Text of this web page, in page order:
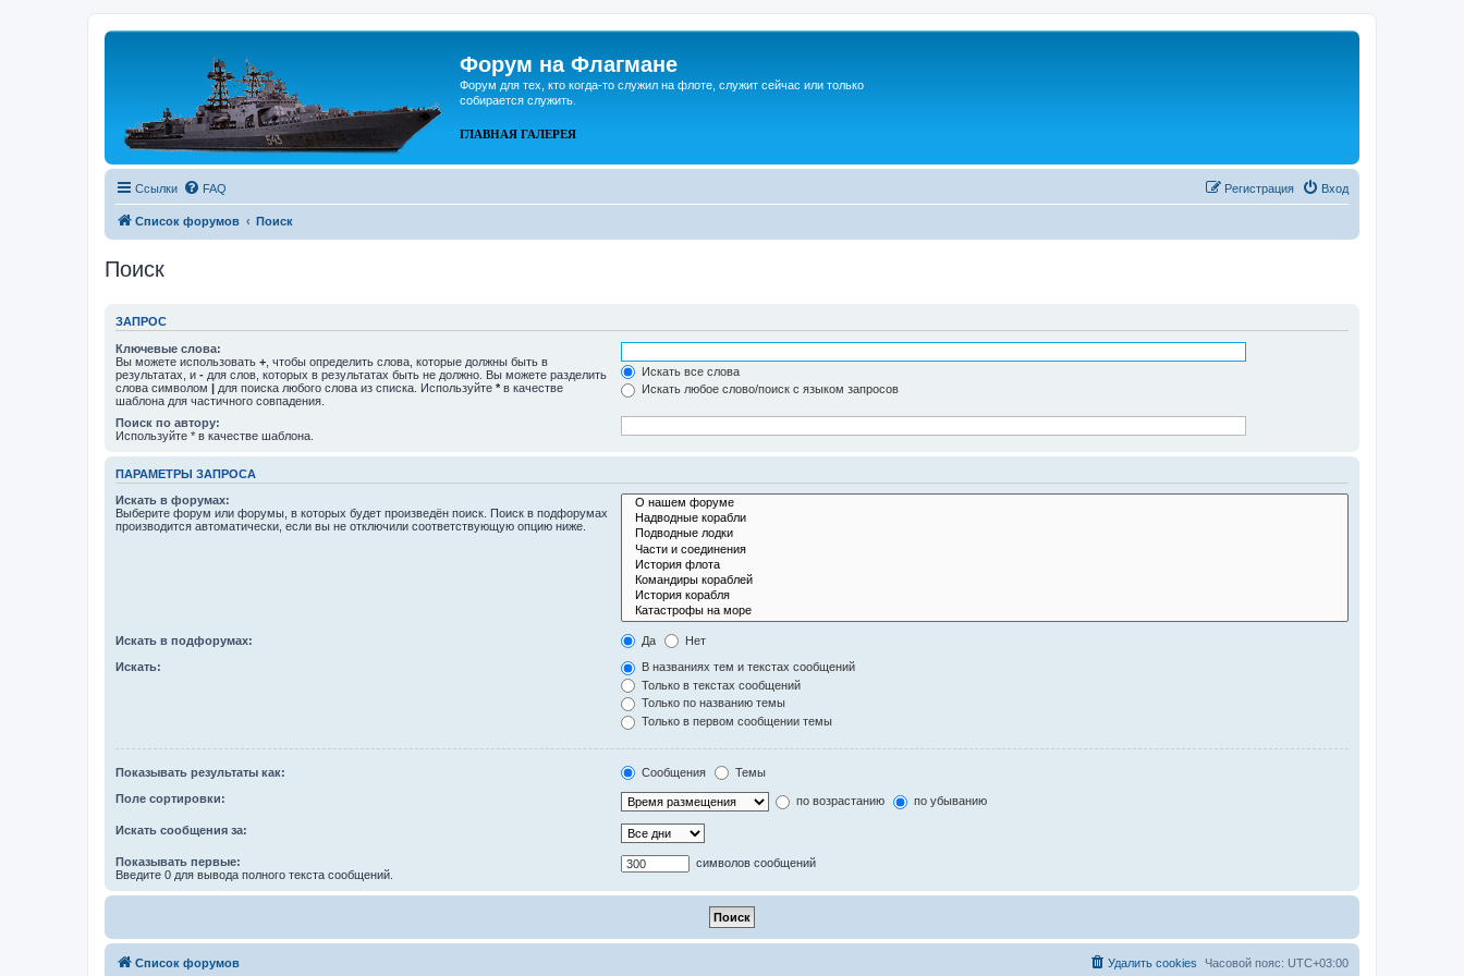
Форум на Флагмане
Форум для тех, кто когда-то служил на флоте, служит сейчас или только
собирается служить.
ГЛАВНАЯ ГАЛЕРЕЯ
Ссылки FAQ Вход
Регистрация
Список форумов Поиск
Поиск
ЗАПРОС
Ключевые слова:
Вы можете использовать + , чтобы определить слова, которые должны быть в
результатах, и - для слов, которых в результатах быть не должно. Вы можете разделить
слова символом | для поиска любого слова из списка. Используйте * в качестве
шаблона для частичного совпадения.
Искать все слова
Искать любое слово/поиск с языком запросов
Поиск по автору:
Используйте * в качестве шаблона.
ПАРАМЕТРЫ ЗАПРОСА
Искать в форумах:
Выберите форум или форумы, в которых будет произведён поиск. Поиск в подфорумах
производится автоматически, если вы не отключили соответствующую опцию ниже.
Искать в подфорумах: Да Нет
Искать:
В названиях тем и текстах сообщений
Только в текстах сообщений
Только по названию темы
Только в первом сообщении темы
Показывать результаты как: Сообщения Темы
Поле сортировки: по возрастанию по убыванию
Искать сообщения за:
Показывать первые:
Введите 0 для вывода полного текста сообщений.
символов сообщений
Список форумов Часовой пояс: UTC+03:00
Удалить cookies